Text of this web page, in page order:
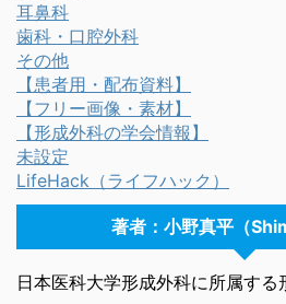
耳鼻科
歯科・口腔外科
その他
【患者用・配布資料】
【フリー画像・素材】
【形成外科の学会情報】
未設定
LifeHack（ライフハック）
著者：小野真平（
日本医科大学形成外科に所属する